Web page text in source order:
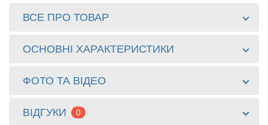
ВСЕ ПРО ТОВАР
ОСНОВНІ ХАРАКТЕРИСТИКИ
ФОТО ТА ВІДЕО
ВІДГУКИ 0